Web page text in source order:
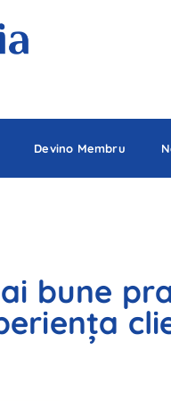
Devino Membru
bune